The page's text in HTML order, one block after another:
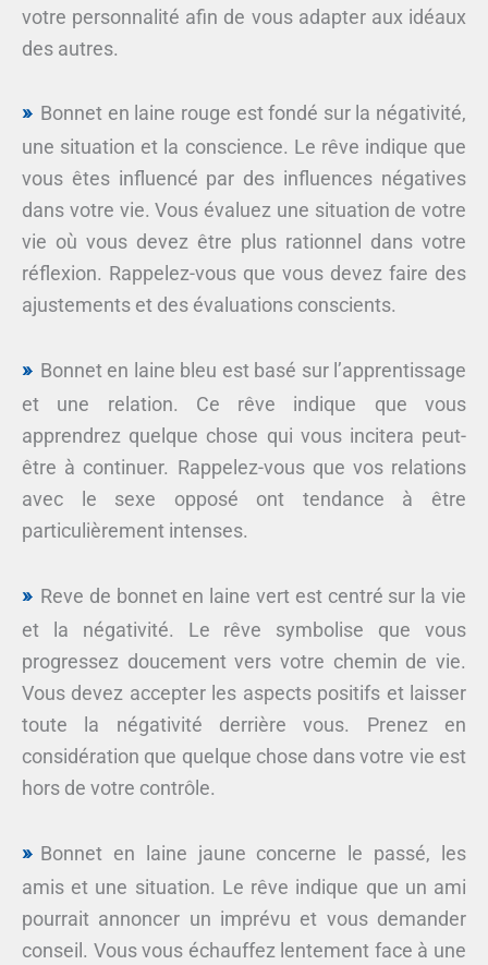
votre personnalité afin de vous adapter aux idéaux
des autres.
Bonnet en laine rouge est fondé sur la négativité,
une situation et la conscience. Le rêve indique que
vous êtes influencé par des influences négatives
dans votre vie. Vous évaluez une situation de votre
vie où vous devez être plus rationnel dans votre
réflexion. Rappelez-vous que vous devez faire des
ajustements et des évaluations conscients.
Bonnet en laine bleu est basé sur l’apprentissage
et une relation. Ce rêve indique que vous
apprendrez quelque chose qui vous incitera peut-
être à continuer. Rappelez-vous que vos relations
avec le sexe opposé ont tendance à être
particulièrement intenses.
Reve de bonnet en laine vert est centré sur la vie
et la négativité. Le rêve symbolise que vous
progressez doucement vers votre chemin de vie.
Vous devez accepter les aspects positifs et laisser
toute la négativité derrière vous. Prenez en
considération que quelque chose dans votre vie est
hors de votre contrôle.
Bonnet en laine jaune concerne le passé, les
amis et une situation. Le rêve indique que un ami
pourrait annoncer un imprévu et vous demander
conseil. Vous vous échauffez lentement face à une